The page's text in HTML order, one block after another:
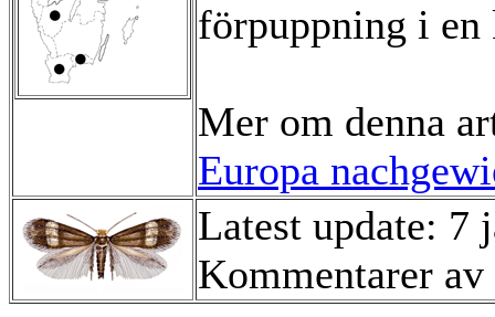
förpuppning i
Mer om denna
Europa
Latest update: 7
Kommentarer